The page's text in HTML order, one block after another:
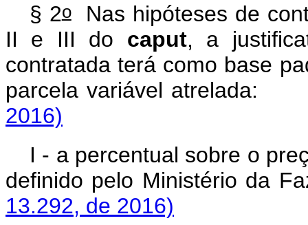
§ 2oNas hipóteses de
II e III do caput, a
contratada terá como base
parcela variável
2016)
I - a percentual sobre o
definido pelo Ministério
13.292, de 2016)